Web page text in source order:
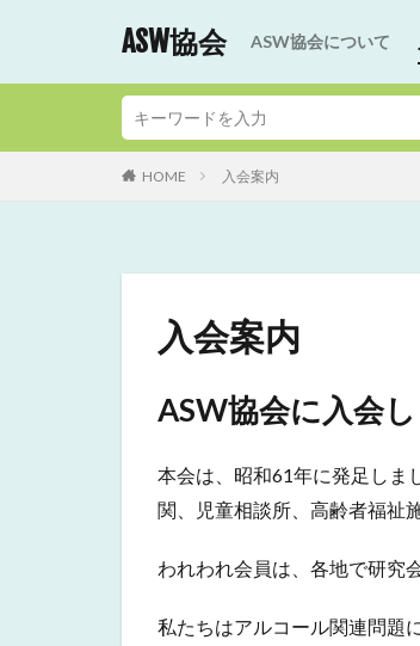
ASW協会 ASW協会について
HOME 入会案内
入会案内
ASW協会に入会
本会は、昭和61年に発足しま
関、児童相談所、高齢者福祉
われわれ会員は、各地で研究
私たちはアルコール関連問題